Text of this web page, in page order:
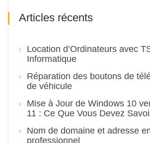
Articles récents
Location d’Ordinateurs avec
Informatique
Réparation des boutons de
de véhicule
Mise à Jour de Windows 10
11 : Ce Que Vous Devez
Nom de domaine et adresse
professionnel